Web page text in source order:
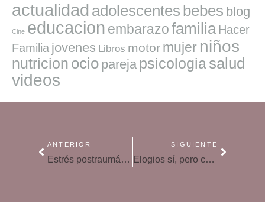
actualidad adolescentes bebes blog
Cine educacion embarazofamilia Hacer
Familia jovenes Libros motor mujer niños
nutricion ocio pareja psicologiasalud
videos
ANTERIOR
Estrés postraumático, aprender a reconocerlo
SIGUIENTE
Elogios sí, pero con moderación